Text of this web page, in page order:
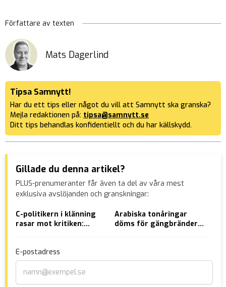
Författare av texten
Mats Dagerlind
Tipsa Samnytt!
Har du ett tips eller något du vill att Samnytt ska granska?
Mejla redaktionen på: tipsa@samnytt.se
Ditt tips behandlas konfidentiellt och du har källskydd.
Gillade du denna artikel?
PLUS-prenumeranter får även ta del av våra mest
exklusiva avslöjanden och granskningar:
C-politikern i klänning
rasar mot kritiken:
Arabiska tonåringar
döms för gängbränder i
E-postadress